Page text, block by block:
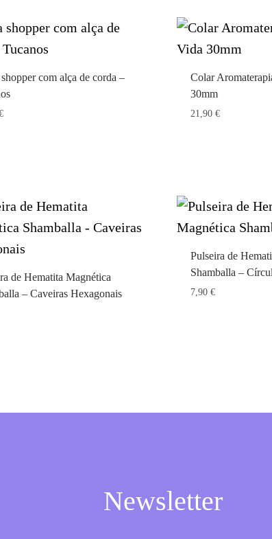
com alça de corda –
Colar
30mm
21,90 €
de Hematita Magnética
– Caveiras Hexagonais
Pulseira de
Shamballa –
7,90 €
Newsletter